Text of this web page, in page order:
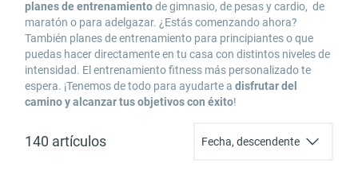
140 artículos
planes de entrenamientode gimnasio, de pesas y cardio, de
maratón o para adelgazar. ¿Estás comenzando ahora?
También planes de entrenamiento para principianteso que
puedas hacer directamente en tu casa con distintos niveles de
intensidad. El entrenamiento fitness más personalizadote
espera. ¡Tenemos de todo para ayudarte a disfrutar del
camino y alcanzar tus objetivos con éxito!